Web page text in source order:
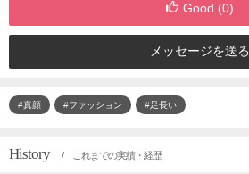
Good (0)
メッセージを送る
#真顔 #ファッション #足長い
History / これまでの実績・経歴